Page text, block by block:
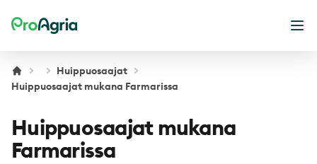
ProAgria
Huippuosaajat
Huippuosaajat mukana Farmarissa
Huippuosaajat mukana
Farmarissa